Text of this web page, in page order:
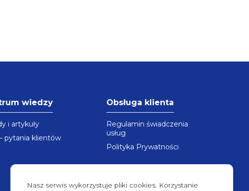
wiedzy
i artykuły
pytania klientów
Obsługa klienta
Regulamin świadczenia
usług
Polityka Prywatności
Nasz serwis wykorzystuje pliki cookies. Korzystanie